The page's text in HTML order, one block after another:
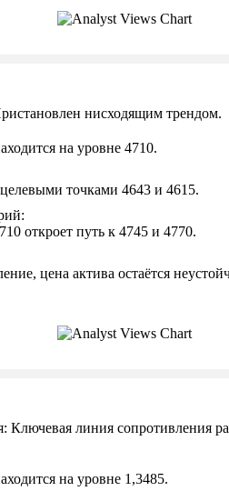
нисходящим трендом.
на уровне 4710.
точками 4643 и 4615.
откроет путь к 4745 и 4770.
цена актива остаётся
Ключевая линия сопротивления
на уровне 1,3485.